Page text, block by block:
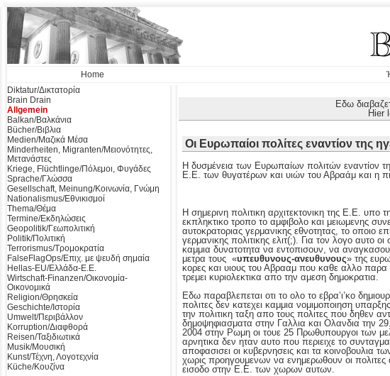
Home
Diktatur/Δικτατορία
Brain Drain
Allgemein
Balkan/Βαλκάνια
Bücher/Βιβλια
Medien/Μαζικά Μέσα
Minderheiten, Migranten/Μειονότητες,
Μετανάστες
Kriege, Flüchtlinge/Πόλεμοι, Φυγάδες
Sprache/Γλώσσα
Gesellschaft, Meinung/Κοινωνία, Γνώμη
Nationalismus/Εθνικισμοί
Thema/Θέμα
Termine/Εκδηλώσεις
Geopolitik/Γεωπολιτική
Politik/Πολιτική
Terrorismus/Τρομοκρατία
FalseFlagOps/Επιχ. με ψευδή σημαία
Hellas-EU/Ελλάδα-Ε.Ε.
Wirtschaft-Finanzen/Οικονομία-
Οικονομικά
Religion/Θρησκεία
Geschichte/Ιστορία
Umwelt/Περιβάλλον
Korruption/Διαφθορά
Reisen/Ταξιδιωτικά
Musik/Μουσική
Kunst/Τέχνη, Λογοτεχνία
Küche/Κουζίνα
Εδω
Hier
Οι Ευρωπαίοι πολίτες εναντίον της
Η δυσμένεια των Ευρωπαίων πολιτών εναντίον
Ε.Ε. των θυγατέρων και υιών του Αβραάμ και η
Η σημερινη πολιτικη αρχιτεκτονικη της Ε.Ε. υπο
εκπληκτικο τροπο το αμφιβολο και μειωμενης
αυτοκρατοριας γερμανικης εθνοτητας, το οποιο
γερμανικης πολιτικης ελιτ(;). Για τον λογο αυτο
καμμια δυνατοτητα να εντοπισουν, να
μετρα τους «υπευθυνους-ανευθυνους» της
κορες και υιους του Αβρααμ που καθε αλλο παρα
τρεμει κυριολεκτικα απο την αμεση δημοκρατια.
Εδω παραβλεπεται οτι το ολο το εβρα’ι’κο
πολιτες δεν κατεχει καμμια νομιμοποιηση
την πολιτικη ταξη απο τους πολιτες που δηθεν
δημοψηφιασματα στην Γαλλια και Ολανδια την
2004 στην Ρωμη οι τουε 25 Πρωθυπουργοι των
αρνητικα δεν ηταν αυτο που περιειχε το
αποφασισει οι κυβερνησεις και τα
χωρις προηγουμενων να ενημερωθουν οι πολιτες
εισοδο στην Ε.Ε. των χωρων αυτων.